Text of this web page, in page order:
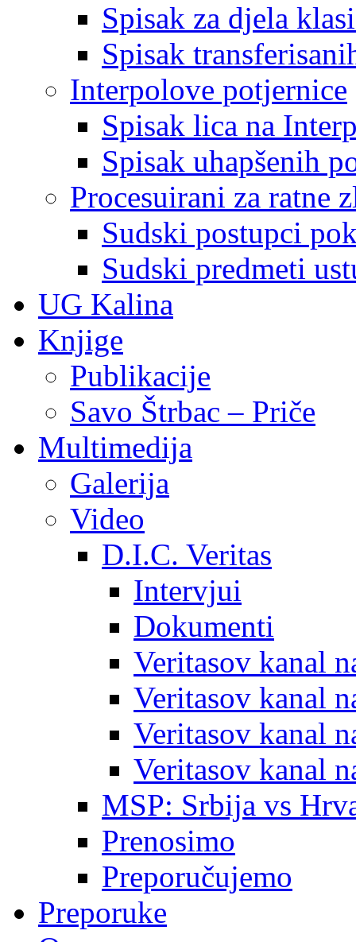
Spisak za djela
Spisak
Interpolove potjernice
Spisak lica na
Spisak uhapšenih
Procesuirani za ratne
Sudski postupci
Sudski predmeti
UG Kalina
Knjige
Publikacije
Savo Štrbac – Priče
Multimedija
Galerija
Video
D.I.C. Veritas
Intervjui
Dokumenti
Veritasov kanal
Veritasov kanal
Veritasov kanal
Veritasov kanal
MSP: Srbija vs
Prenosimo
Preporučujemo
Preporuke